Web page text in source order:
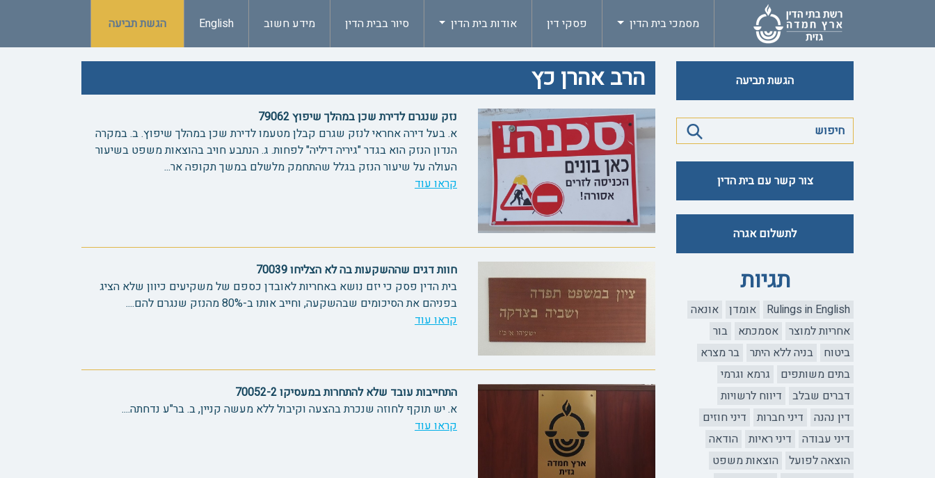
מסמכי בית הדין פסקי דין אודות בית הדין סיור בבית הדין מידע חשוב English הגשת תביעה
הגשת תביעה
צור קשר עם בית הדין
לתשלום אגרה
תגיות
Rulings in English אומדן
אונאה
אחריות למוצר
אסמכתא
בור
ביטוח
בניה ללא היתר
בר מצרא
בתים משותפים
גרמא וגרמי
דברים שבלב
דיווח לרשויות
דין נהנה
דיני חברות
דיני חוזים
דיני עבודה
דיני ראיות
הודאה
הוצאה לפועל
הוצאות משפט
הרב אהרן כץ
נזק שנגרם לדירת שכן במהלך שיפוץ 79062
א. בעל דירה אחראי לנזק שגרם קבלן מטעמו לדירת שכן במהלך שיפוץ. ב. במקרה
הנדון הנזק הוא בגדר "גיריה דיליה" לפחות. ג. הנתבע חויב בהוצאות משפט בשיעור
העולה על שיעור הנזק בגלל שהתחמק מלשלם במשך תקופה אר...
קראו עוד
חוות דגים שההשקעות בה לא הצליחו 70039
בית הדין פסק כי יזם נושא באחריות לאובדן כספם של משקיעים כיוון שלא הציג
בפניהם את הסיכומים שבהשקעה, וחייב אותו ב-80% מהנזק שנגרם להם....
קראו עוד
התחייבות עובד שלא להתחרות במעסיקו 70052-2
א. יש תוקף לחוזה שנכרת בהצעה וקיבול ללא מעשה קניין, ב. בר"ע נדחתה....
קראו עוד